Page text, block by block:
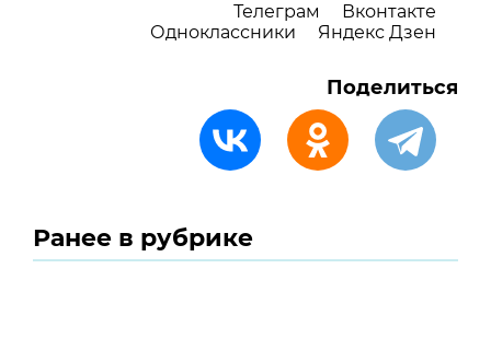
Телеграм
Вконтакте
Одноклассники
Яндекс Дзен
Поделиться
Ранее в рубрике